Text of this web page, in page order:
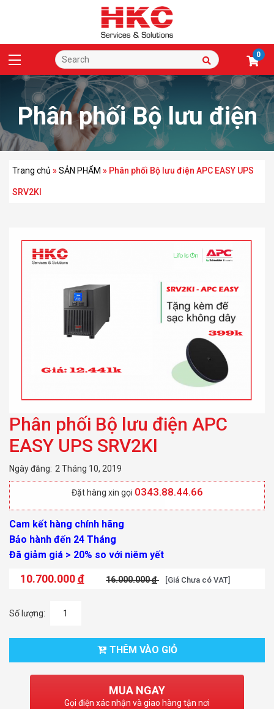
0
Phân phối Bộ lưu điện
APC EASY UPS
SRV2KI
Trang chủ »SẢN PHẨM » Phân phối Bộ lưu điện APC EASY UPS
SRV2KI
Phân phối Bộ lưu điện APC
EASY UPS SRV2KI
Ngày đăng: 2 Tháng 10, 2019
Đặt hàng xin gọi 0343.88.44.66
Cam kết hàng chính hãng
Bảo hành đến 24 Tháng
Đã giảm giá > 20% so với niêm yết
10.700.000đ 16.000.000đ [Giá Chưa có VAT]
Số lượng:
THÊM VÀO GIỎ
MUA NGAY
Gọi điện xác nhận và giao hàng tận nơi